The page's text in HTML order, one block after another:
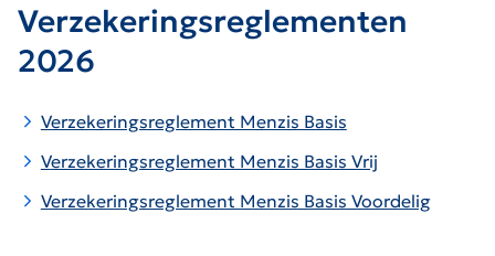
Verzekeringsreglementen
2026
Verzekeringsreglement Menzis Basis
Verzekeringsreglement Menzis Basis Vrij
Verzekeringsreglement Menzis Basis Voordelig